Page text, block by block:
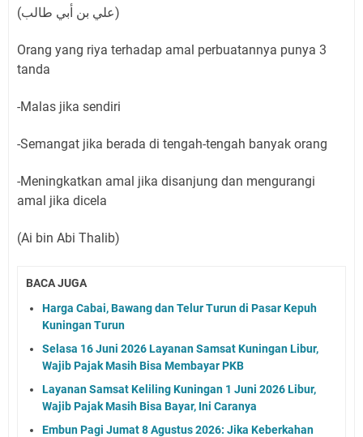
(ﻋﻠﻲ ﺑﻦ ﺃﺑﻲ ﻃﺎﻟﺐ)
Orang yang riya terhadap amal perbuatannya punya 3
tanda
-Malas jika sendiri
-Semangat jika berada di tengah-tengah banyak orang
-Meningkatkan amal jika disanjung dan mengurangi
amal jika dicela
(Ai bin Abi Thalib)
BACA JUGA
Harga Cabai, Bawang dan Telur Turun di Pasar Kepuh
Kuningan Turun
Selasa 16 Juni 2026 Layanan Samsat Kuningan Libur,
Wajib Pajak Masih Bisa Membayar PKB
Layanan Samsat Keliling Kuningan 1 Juni 2026 Libur,
Wajib Pajak Masih Bisa Bayar, Ini Caranya
Embun Pagi Jumat 8 Agustus 2026: Jika Keberkahan